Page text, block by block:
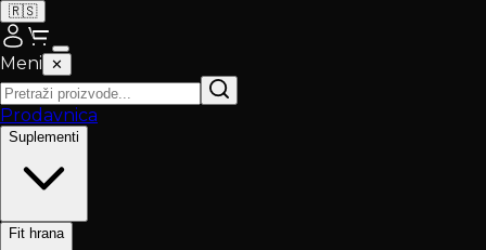
🇷🇸
Meni ✕
Prodavnica
Suplementi
Fit hrana